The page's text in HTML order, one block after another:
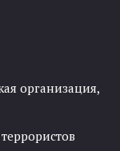
организация,